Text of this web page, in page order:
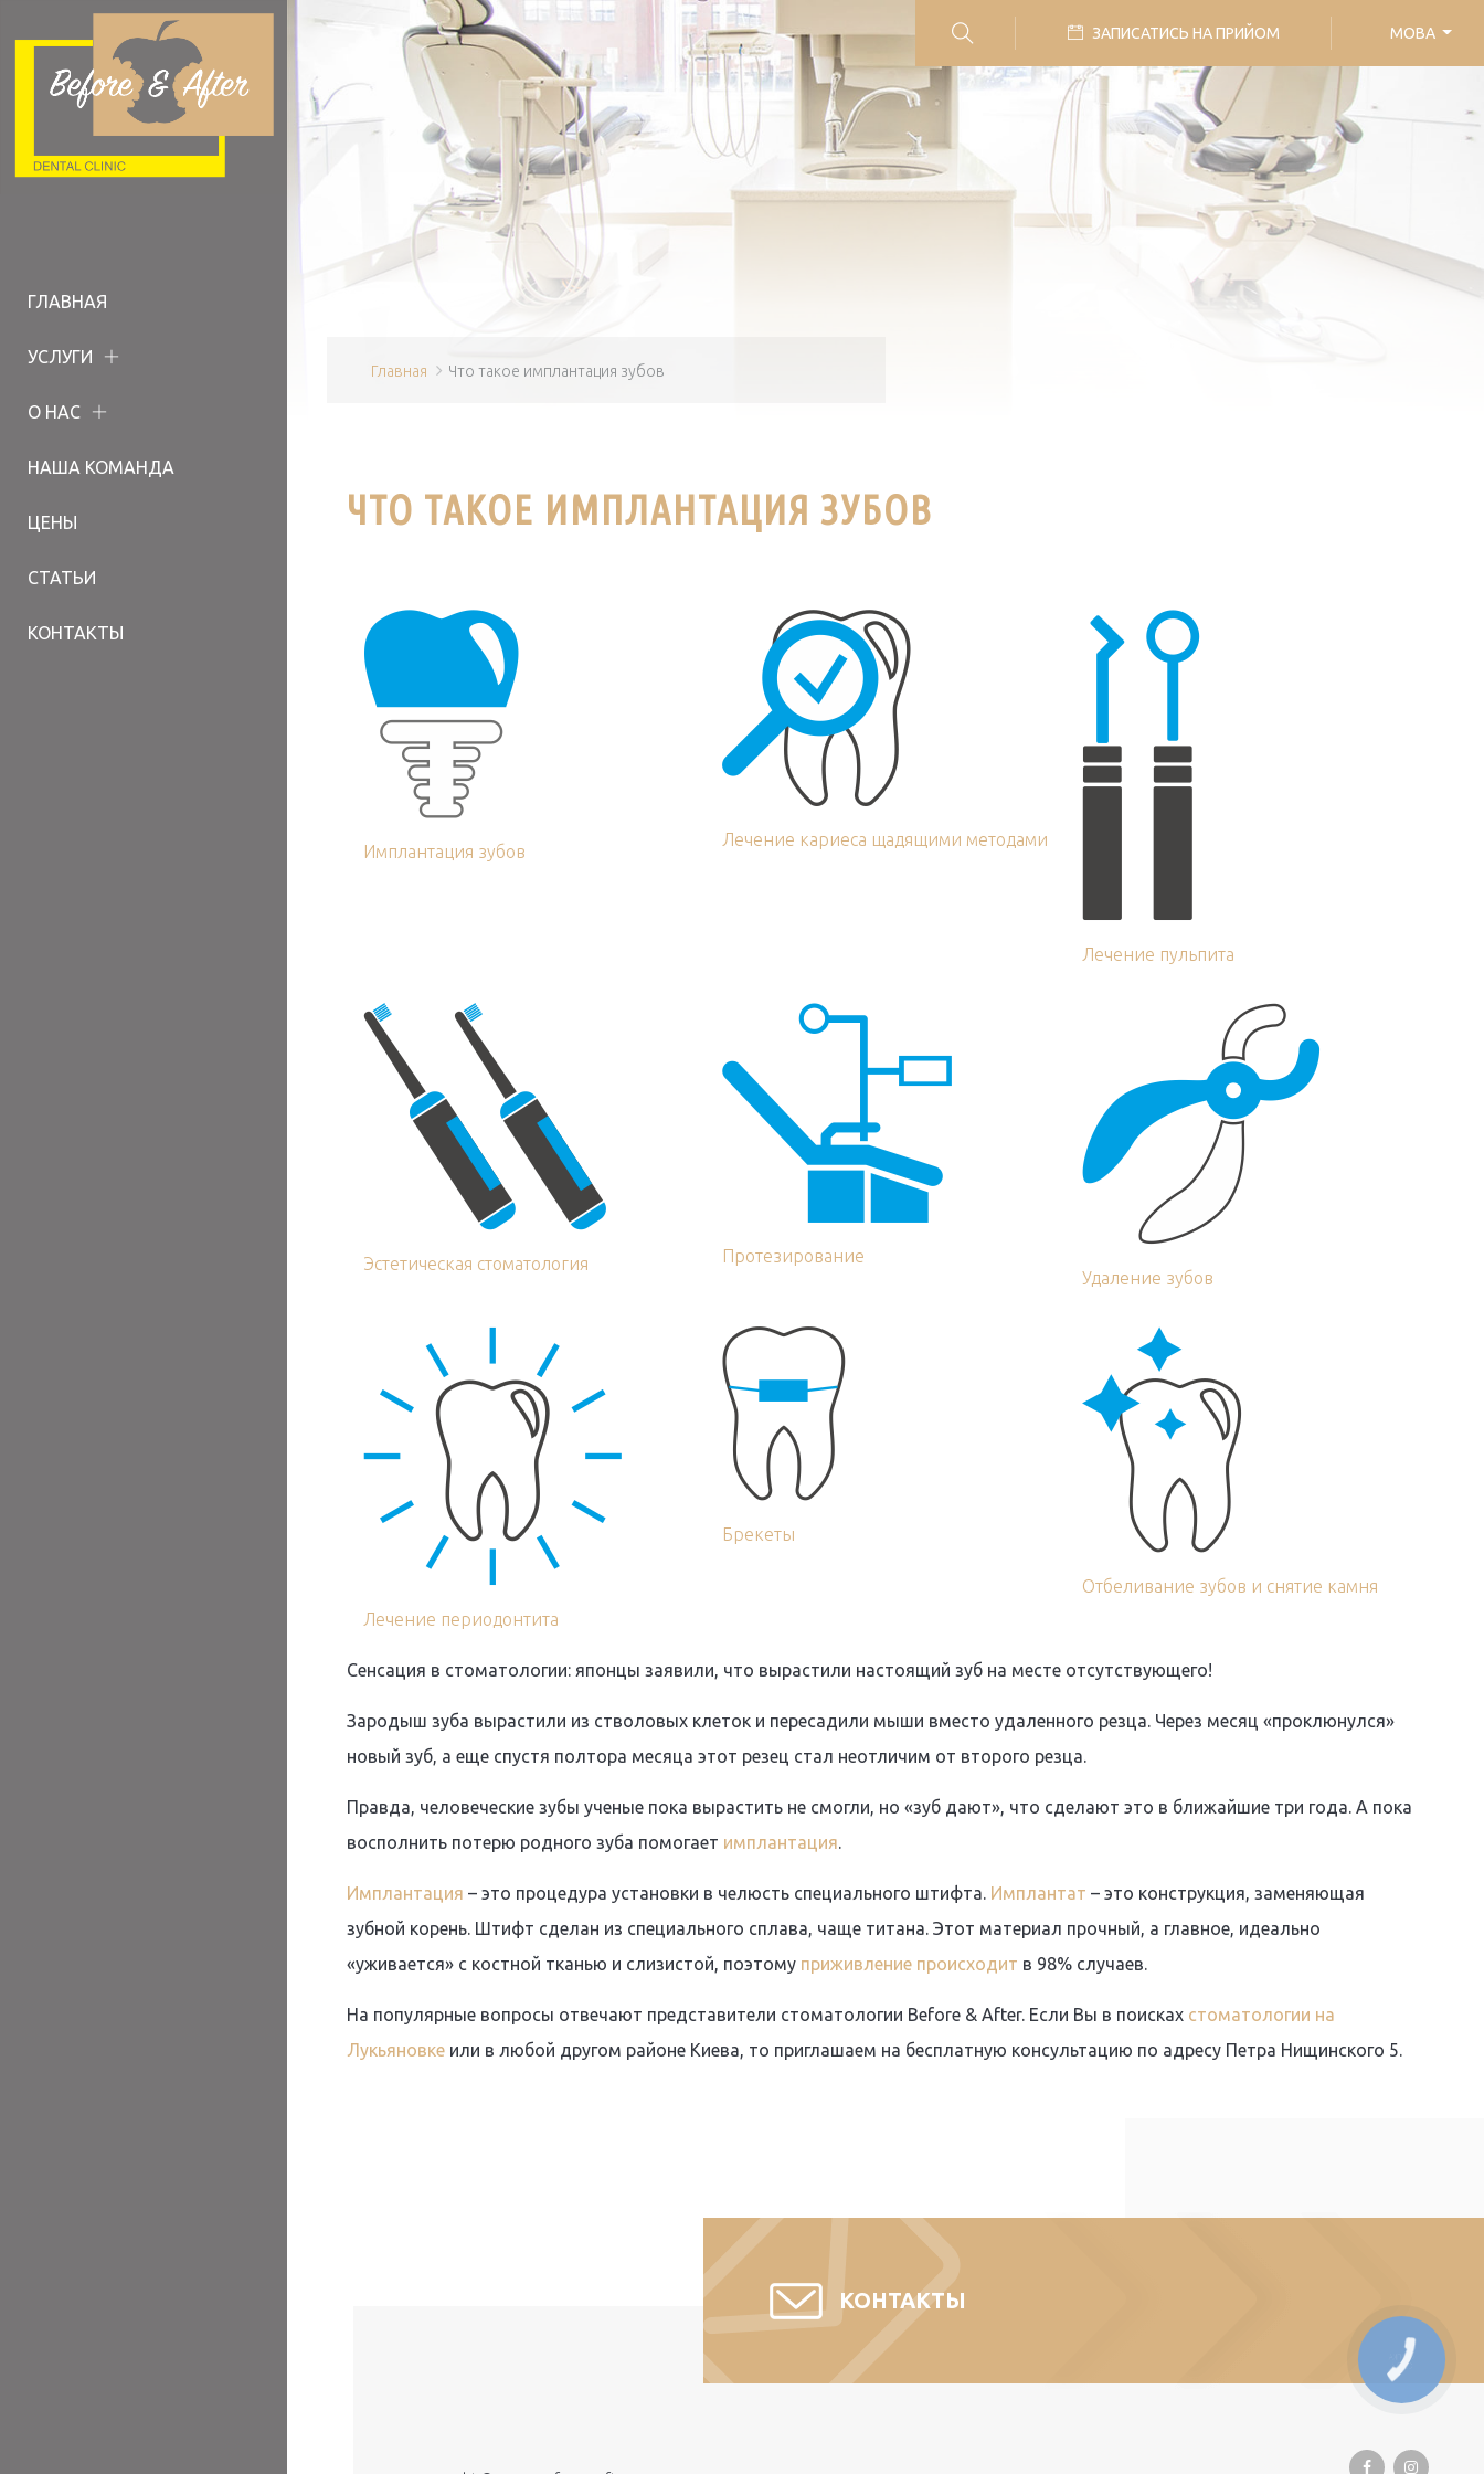
ГЛАВНАЯ
УСЛУГИ
О НАС
НАША КОМАНДА
ЦЕНЫ
СТАТЬИ
КОНТАКТЫ
ЗАПИСАТИСЬ НА ПРИЙОМ МОВА
Главная Что такое имплантация зубов
ЧТО ТАКОЕ ИМПЛАНТАЦИЯ ЗУБОВ
Имплантация зубов
Лечение кариеса щадящими методами
Лечение пульпита
Эстетическая стоматология
Протезирование
Удаление зубов
Лечение периодонтита
Брекеты
Отбеливание зубов и снятие камня
Сенсация в стоматологии: японцы заявили, что вырастили настоящий зуб на месте отсутствующего!
Зародыш зуба вырастили из стволовых клеток и пересадили мыши вместо удаленного резца. Через месяц «проклюнулся»
новый зуб, а еще спустя полтора месяца этот резец стал неотличим от второго резца.
Правда, человеческие зубы ученые пока вырастить не смогли, но «зуб дают», что сделают это в ближайшие три года. А пока
восполнить потерю родного зуба помогает имплантация.
Имплантация – это процедура установки в челюсть специального штифта. Имплантат – это конструкция, заменяющая
зубной корень. Штифт сделан из специального сплава, чаще титана. Этот материал прочный, а главное, идеально
«уживается» с костной тканью и слизистой, поэтому приживление происходит в 98% случаев.
На популярные вопросы отвечают представители стоматологии Before & After. Если Вы в поисках стоматологии на
Лукьяновкеили в любой другом районе Киева, то приглашаем на бесплатную консультацию по адресу Петра Нищинского 5.
КОНТАКТЫ
КНОПКА
СВЯЗИ